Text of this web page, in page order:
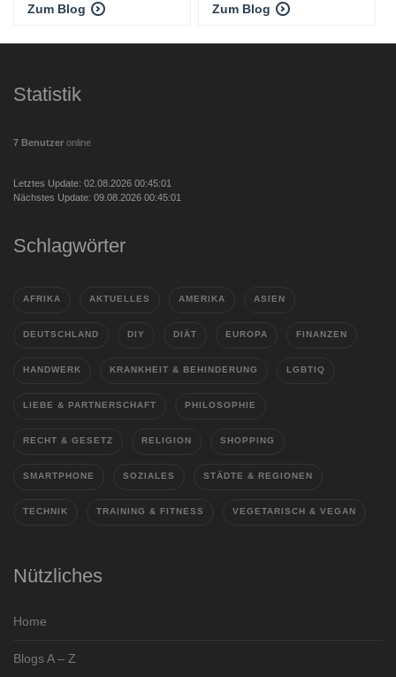
Zum Blog Zum Blog
Statistik
7 Benutzer online
Letztes Update: 02.08.2026 00:45:01
Nächstes Update: 09.08.2026 00:45:01
Schlagwörter
AFRIKA AKTUELLES AMERIKA ASIEN
DEUTSCHLAND DIY DIÄT EUROPA FINANZEN
HANDWERK KRANKHEIT & BEHINDERUNG LGBTIQ
LIEBE & PARTNERSCHAFT PHILOSOPHIE
RECHT & GESETZ RELIGION SHOPPING
SMARTPHONE SOZIALES STÄDTE & REGIONEN
TECHNIK TRAINING & FITNESS VEGETARISCH & VEGAN
Nützliches
Home
Blogs A – Z